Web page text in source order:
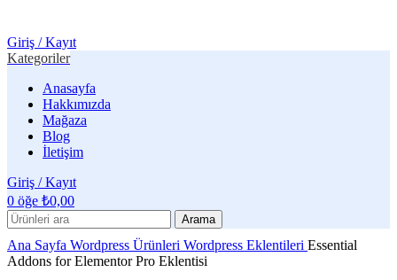
Giriş / Kayıt
Kategoriler
Anasayfa
Hakkımızda
Mağaza
Blog
İletişim
Giriş / Kayıt
0 öğe ₺0,00
Arama
Ana Sayfa Wordpress Ürünleri Wordpress Eklentileri Essential
Addons for Elementor Pro Eklentisi